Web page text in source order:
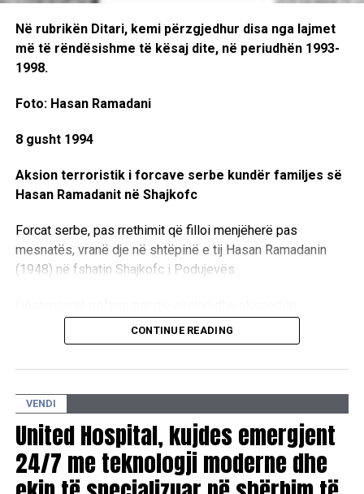
Në rubrikën Ditari, kemi përzgjedhur disa nga lajmet
më të rëndësishme të kësaj dite, në periudhën 1993-
1998.
Foto: Hasan Ramadani
8 gusht 1994
Aksion terroristik i forcave serbe kundër familjes së
Hasan Ramadanit në Shajkofc
Forcat serbe, pas rrethimit që filloi menjëherë pas
mesnatës, vranë dje në shtëpinë e tij Hasan Ramadanin
(1948) në fshatin Shajkofc i Podujevës.
terroristike të forcave serbe kundër integritetit familjar.
fshati dhe krejtësisht afër malit.
Anëtarët e familjes së Hasan Ramadanit thanë se policia
kishte filluar me të shtëna nga armët në orën 6:00 të
mëngjesit, ndërsa forca të shumta, me autoblinda, një
CONTINUE READING
VENDI
United Hospital, kujdes emergjent
24/7 me teknologji moderne dhe